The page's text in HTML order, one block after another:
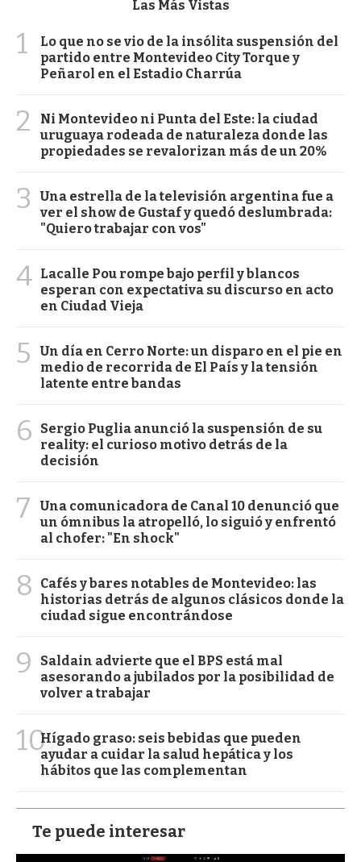
Las Más Vistas
1
Lo que no se vio de la insólita suspensión del
partido entre Montevideo City Torque y
Peñarol en el Estadio Charrúa
2
Ni Montevideo ni Punta del Este: la ciudad
uruguaya rodeada de naturaleza donde las
propiedades se revalorizan más de un 20%
3
Una estrella de la televisión argentina fue a
ver el show de Gustaf y quedó deslumbrada:
"Quiero trabajar con vos"
4 Lacalle Pou rompe bajo perfil y blancos
esperan con expectativa su discurso en acto
en Ciudad Vieja
5
Un día en Cerro Norte: un disparo en el pie en
medio de recorrida de El País y la tensión
latente entre bandas
6
Sergio Puglia anunció la suspensión de su
reality: el curioso motivo detrás de la
decisión
7
Una comunicadora de Canal 10 denunció que
un ómnibus la atropelló, lo siguió y enfrentó
al chofer: "En shock"
8
Cafés y bares notables de Montevideo: las
historias detrás de algunos clásicos donde la
ciudad sigue encontrándose
9
Saldain advierte que el BPS está mal
asesorando a jubilados por la posibilidad de
volver a trabajar
10Hígado graso: seis bebidas que pueden
ayudar a cuidar la salud hepática y los
hábitos que las complementan
Te puede interesar